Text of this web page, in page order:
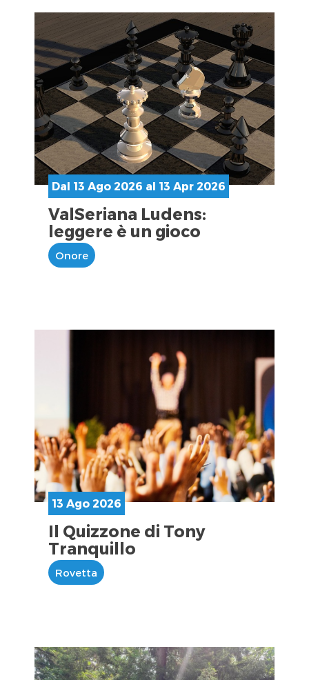
Dal 13 Ago 2026 al 13 Apr 2026
ValSeriana Ludens:
leggere è un gioco
Onore
13 Ago 2026
Il Quizzone di Tony
Tranquillo
Rovetta